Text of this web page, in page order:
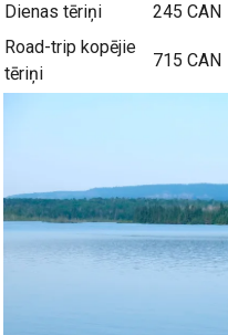
Dienas tēriņi
245 CAN
Road-trip kopējie
tēriņi
715 CAN